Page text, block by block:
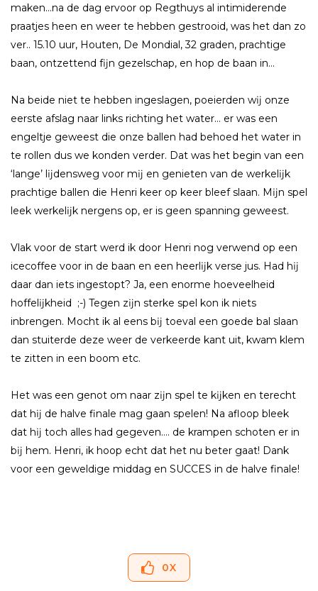
maken…na de dag ervoor op Regthuys al intimiderende
praatjes heen en weer te hebben gestrooid, was het dan zo
ver.. 15.10 uur, Houten, De Mondial, 32 graden, prachtige
baan, ontzettend fĳn gezelschap, en hop de baan in…
Na beide niet te hebben ingeslagen, poeierden wĳ onze
eerste afslag naar links richting het water… er was een
engeltje geweest die onze ballen had behoed het water in
te rollen dus we konden verder. Dat was het begin van een
‘lange’ lĳdensweg voor mĳ en genieten van de werkelĳk
prachtige ballen die Henri keer op keer bleef slaan. Mĳn spel
leek werkelĳk nergens op, er is geen spanning geweest.
Vlak voor de start werd ik door Henri nog verwend op een
icecoffee voor in de baan en een heerlĳk verse jus. Had hĳ
daar dan iets ingestopt? Ja, een enorme hoeveelheid
hoffelĳkheid ;-) Tegen zĳn sterke spel kon ik niets
inbrengen. Mocht ik al eens bĳ toeval een goede bal slaan
dan stuiterde deze weer de verkeerde kant uit, kwam klem
te zitten in een boom etc.
Het was een genot om naar zĳn spel te kĳken en terecht
dat hĳ de halve finale mag gaan spelen! Na afloop bleek
dat hĳ toch alles had gegeven…. de krampen schoten er in
bĳ hem. Henri, ik hoop echt dat het nu beter gaat! Dank
voor een geweldige middag en SUCCES in de halve finale!
0X